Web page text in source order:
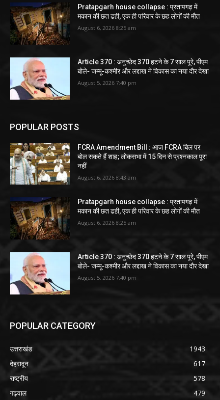
Pratapgarh house collapse : प्रतापगढ़ में
मकान की छत ढही, एक ही परिवार के छह लोगों की मौत
August 6, 2026 8:25 am
Article 370 : अनुच्छेद 370 हटने के 7 साल पूरे, पीएम
बोले- जम्मू-कश्मीर और लद्दाख ने विकास का नया दौर देखा
August 5, 2026 7:40 pm
POPULAR POSTS
FCRA Amendment Bill : आज FCRA बिल पर
बोल सकते हैं शाह; लोकसभा में 15 दिन से प्रश्नकाल पूरा
नहीं
August 6, 2026 8:43 am
Pratapgarh house collapse : प्रतापगढ़ में
मकान की छत ढही, एक ही परिवार के छह लोगों की मौत
August 6, 2026 8:25 am
Article 370 : अनुच्छेद 370 हटने के 7 साल पूरे, पीएम
बोले- जम्मू-कश्मीर और लद्दाख ने विकास का नया दौर देखा
August 5, 2026 7:40 pm
POPULAR CATEGORY
उत्तराखंड
1943
देहरादून
617
राष्ट्रीय
578
गढ़वाल
479